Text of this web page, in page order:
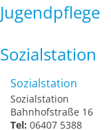
Jugendpflege
Sozialstation
Sozialstation
Sozialstation
Bahnhofstraße 16
Tel: 06407 5388